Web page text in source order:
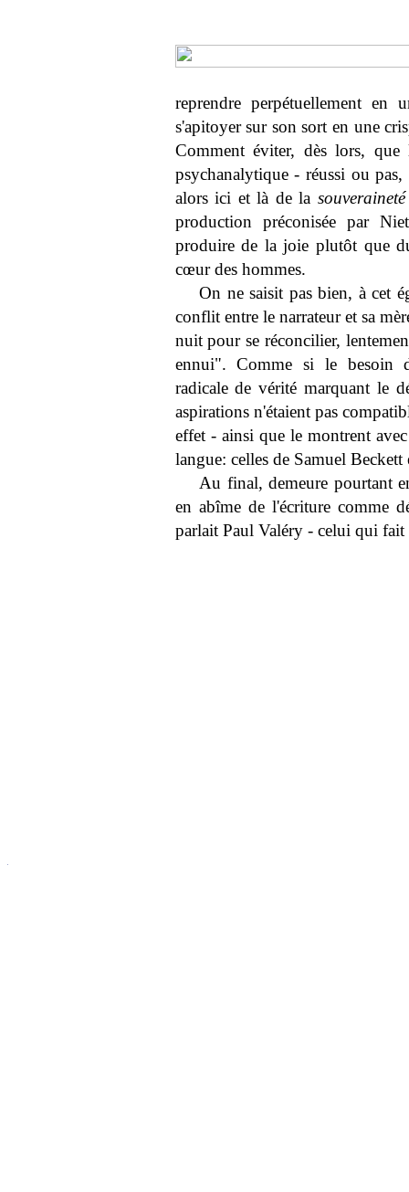
reprendre perpétuellement
s'apitoyer sur son sort en une
Comment éviter, dès lors,
psychanalytique - réussi ou
alors ici et là de la souveraineté
production préconisée par
produire de la joie plutôt que
cœur des hommes.
On ne saisit pas bien, à cet
conflit entre le narrateur et sa
nuit pour se réconcilier,
ennui". Comme si le besoin
radicale de vérité marquant le
aspirations n'étaient pas
effet - ainsi que le montrent
langue: celles de Samuel
Au final, demeure pourtant
en abîme de l'écriture comme
parlait Paul Valéry - celui qui fait